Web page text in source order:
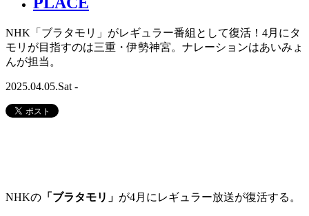
NHK「ブラタモリ」がレギュラー番組として復活！4月にタ
モリが目指すのは三重・伊勢神宮。ナレーションはあいみょ
んが担当。
2025.04.05.Sat -
NHKの 「ブラタモリ」 が4月にレギュラー放送が復活する。